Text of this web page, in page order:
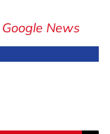
Google News